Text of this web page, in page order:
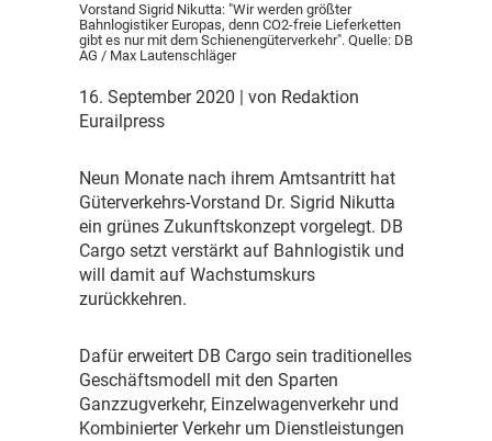
Vorstand Sigrid Nikutta: "Wir werden größter
Bahnlogistiker Europas, denn CO2-freie Lieferketten
gibt es nur mit dem Schienengüterverkehr". Quelle: DB
AG / Max Lautenschläger
16. September 2020
| von Redaktion
Eurailpress
Neun Monate nach ihrem Amtsantritt hat
Güterverkehrs-Vorstand Dr. Sigrid Nikutta
ein grünes Zukunftskonzept vorgelegt. DB
Cargo setzt verstärkt auf Bahnlogistik und
will damit auf Wachstumskurs
zurückkehren.
Dafür erweitert DB Cargo sein traditionelles
Geschäftsmodell mit den Sparten
Ganzzugverkehr, Einzelwagenverkehr und
Kombinierter Verkehr um Dienstleistungen